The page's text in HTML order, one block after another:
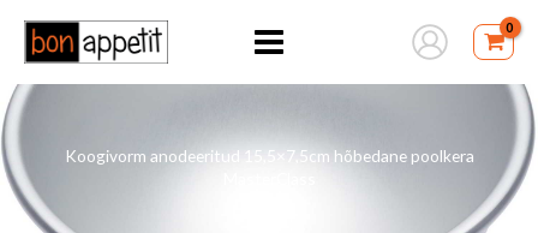
Koogivorm anodeeritud 15,5×7,5cm hõbedane poolkera